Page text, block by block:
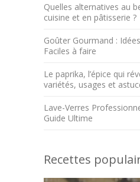
Quelles alternatives au
cuisine et en pâtisserie ?
Goûter Gourmand :
Faciles à faire
Le paprika, l’épice qui
variétés, usages et
Lave-Verres
Guide Ultime
Recettes